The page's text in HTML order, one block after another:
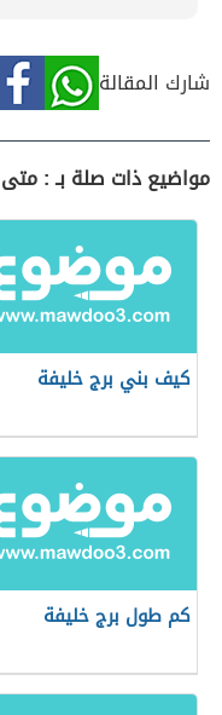
شارك المقالة
مواضيع ذات صلة بـ : متى
كيف بني برج خليفة
كم طول برج خليفة